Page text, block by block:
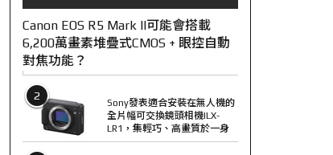
Canon EOS R5 Mark II可能會搭載
6,200萬畫素堆疊式CMOS + 眼控自動
對焦功能？
2
Sony發表適合安裝在無人機的
全片幅可交換鏡頭相機ILX-
LR1，集輕巧、高畫質於一身